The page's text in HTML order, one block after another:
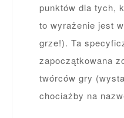
punktów dla tych,
to wyrażenie jest
grze!). Ta
zapoczątkowana
twórców gry
chociażby na